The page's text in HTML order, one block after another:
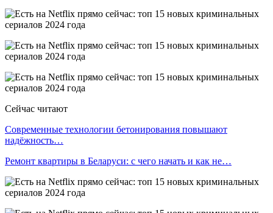
Сейчас читают
Современные технологии бетонирования повышают
надёжность…
Ремонт квартиры в Беларуси: с чего начать и как не…